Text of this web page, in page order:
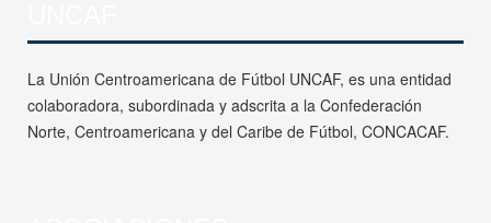
La Unión Centroamericana de Fútbol UNCAF, es una entidad
colaboradora, subordinada y adscrita a la Confederación
Norte, Centroamericana y del Caribe de Fútbol, CONCACAF.